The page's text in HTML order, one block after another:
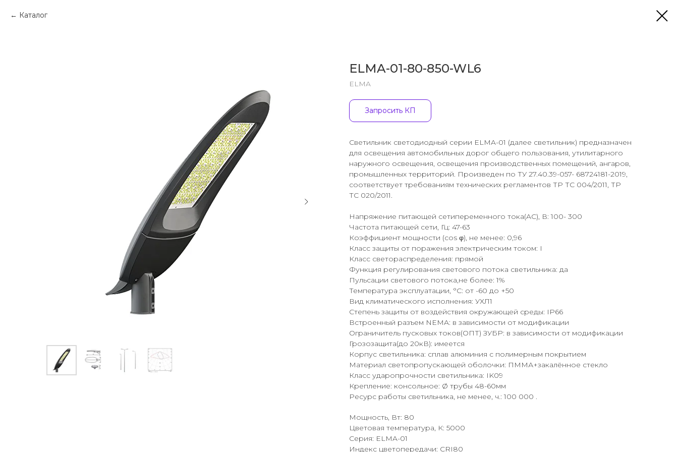
Каталог
ELMA-01-80-850-WL6
ELMA
Запросить КП
Светильник светодиодный серии ELMA-01 (далее светильник) предназначен
для освещения автомобильных дорог общего пользования, утилитарного
наружного освещения, освещения производственных помещений, ангаров,
промышленных территорий. Произведен по ТУ 27.40.39-057- 68724181-2019,
соответствует требованиям технических регламентов ТР ТС 004/2011, ТР
ТС 020/2011.
Напряжение питающей сетипеременного тока(AC), В: 100- 300
Частота питающей сети, Гц: 47-63
Коэффициент мощности (cos φ), не менее: 0,96
Класс защиты от поражения электрическим током: I
Класс светораспределения: прямой
Функция регулирования светового потока светильника: да
Пульсации светового потока,не более: 1%
Температура эксплуатации, °C: от -60 до +50
Вид климатического исполнения: УХЛ1
Степень защиты от воздействия окружающей среды: IР66
Встроенный разъем NEMA: в зависимости от модификации
Ограничитель пусковых токов(ОПТ) ЗУБР: в зависимости от модификации
Грозозащита(до 20кВ): имеется
Корпус светильника: сплав алюминия с полимерным покрытием
Материал светопропускающей оболочки: ПММА+закалённое стекло
Класс ударопрочности светильника: IK09
Крепление: консольное: Ø трубы 48-60мм
Ресурс работы светильника, не менее, ч.: 100 000 .
Мощность, Вт: 80
Цветовая температура, К: 5000
Серия: ELMA-01
Индекс цветопередачи: CRI80